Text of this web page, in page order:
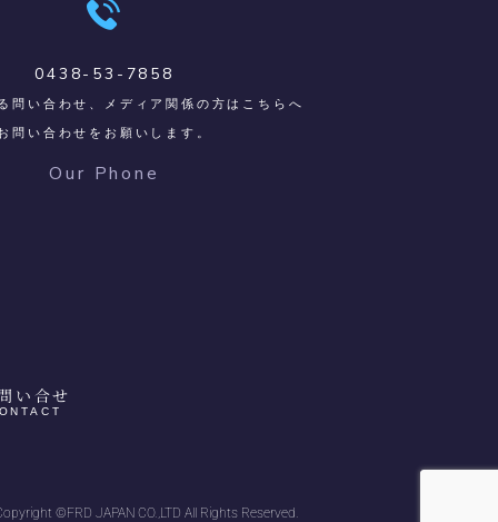
0438-53-7858
問い合わせ、メディア関係の方はこちらへ
問い合わせをお願いします。
Our Phone
い合せ
©FRD JAPAN CO.,LTD All Rights Reserved.